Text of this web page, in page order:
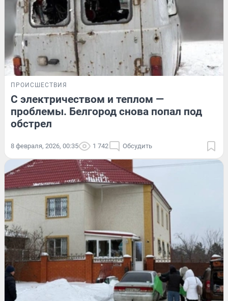
ПРОИСШЕСТВИЯ
С электричеством и теплом —
проблемы. Белгород снова попал под
обстрел
8 февраля, 2026, 00:35 1 742 Обсудить